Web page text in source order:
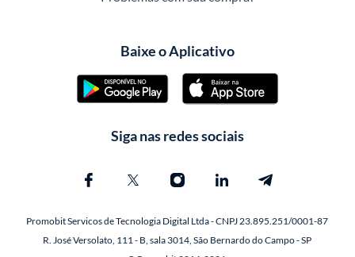
Baixe o Aplicativo
Siga nas redes sociais
Promobit Servicos de Tecnologia Digital Ltda - CNPJ 23.895.251/0001-87
R. José Versolato, 111 - B, sala 3014, São Bernardo do Campo - SP